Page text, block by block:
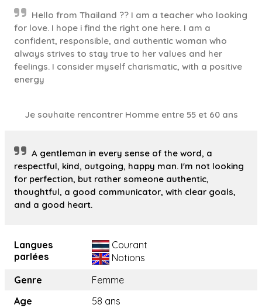
Hello from Thailand ?? I am a teacher who looking
for love. I hope i find the right one here. I am a
confident, responsible, and authentic woman who
always strives to stay true to her values and her
feelings. I consider myself charismatic, with a positive
energy
Je souhaite rencontrer Homme entre 55 et 60 ans
A gentleman in every sense of the word, a
respectful, kind, outgoing, happy man. I'm not looking
for perfection, but rather someone authentic,
thoughtful, a good communicator, with clear goals,
and a good heart.
Langues
parlées
Courant
Notions
Genre
Femme
Age
58 ans